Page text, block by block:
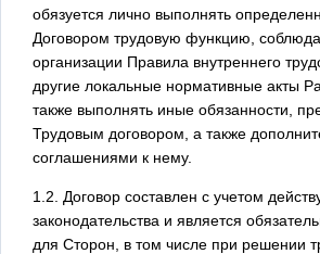
обязуется лично выполнять
Договором трудовую функцию,
организации Правила внутреннего
другие локальные нормативные акты
также выполнять иные обязанности,
Трудовым договором, а также
соглашениями к нему.
1.2. Договор составлен с учетом
законодательства и является
для Сторон, в том числе при решении